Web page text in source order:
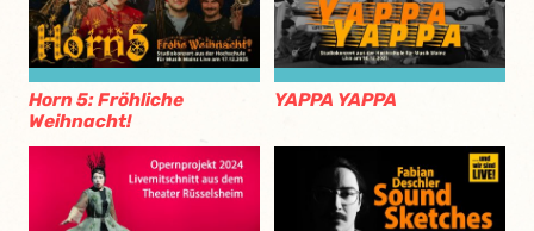
Horn 5: Fröhliche
Weihnacht!
YAPPA YAPPA